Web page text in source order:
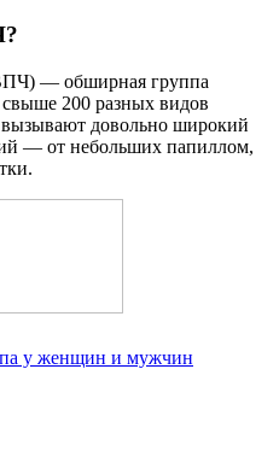
— обширная группа
свыше 200 разных видов
довольно широкий
— от небольших папиллом,
у женщин и мужчин